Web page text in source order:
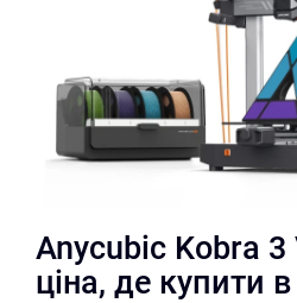
Anycubic Kobra
ціна, де купити в